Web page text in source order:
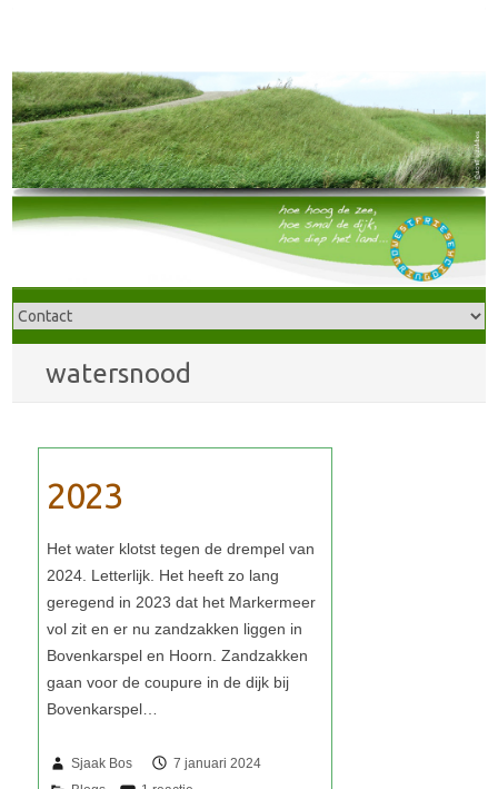
watersnood
2023
Sjaak Bos 7 januari 2024